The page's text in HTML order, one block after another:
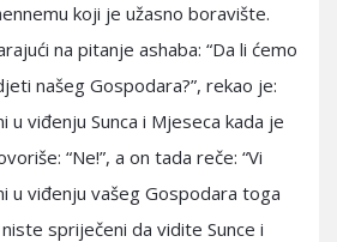
koji je užasno boravište.
našeg Gospodara?”, rekao je:
u viđenju Sunca i Mjeseca kada je
“Ne!”, a on tada reče: “Vi
u viđenju vašeg Gospodara toga
spriječeni da vidite Sunce i